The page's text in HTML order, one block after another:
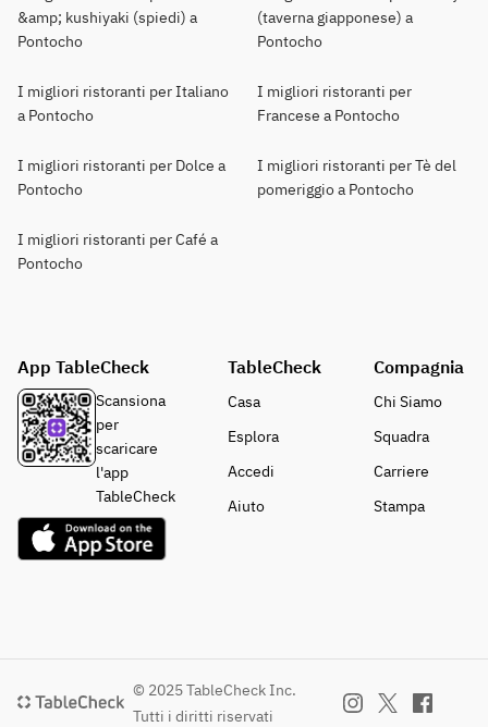
&amp; kushiyaki (spiedi) a
Pontocho
(taverna giapponese) a
Pontocho
I migliori ristoranti per Italiano
a Pontocho
I migliori ristoranti per
Francese a Pontocho
I migliori ristoranti per Dolce a
Pontocho
I migliori ristoranti per Tè del
pomeriggio a Pontocho
I migliori ristoranti per Café a
Pontocho
App TableCheck
Scansiona
per
scaricare
l'app
TableCheck
TableCheck
Casa
Esplora
Accedi
Aiuto
Compagnia
Chi Siamo
Squadra
Carriere
Stampa
© 2025 TableCheck Inc.
Tutti i diritti riservati